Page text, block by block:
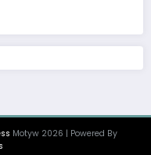
Motyw 2026 | Powered By